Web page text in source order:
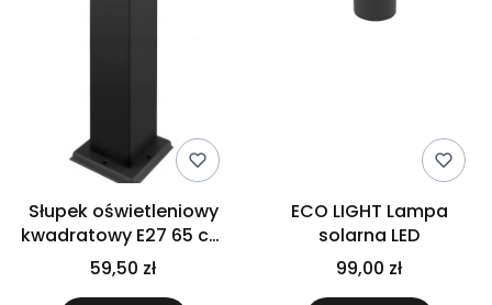
Słupek oświetleniowy
kwadratowy E27 65 cm
czarny
59,50 zł
ECO LIGHT Lampa
solarna LED
99,00 zł